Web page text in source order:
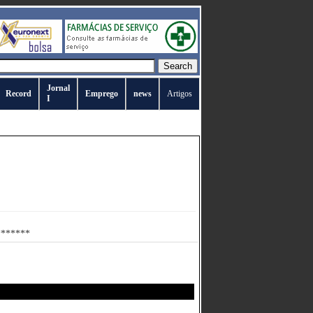
Record
Jornal
I
Emprego news Artigos